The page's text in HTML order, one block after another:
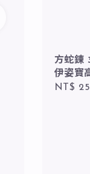
方蛇鍊
伊姿寶
NT$